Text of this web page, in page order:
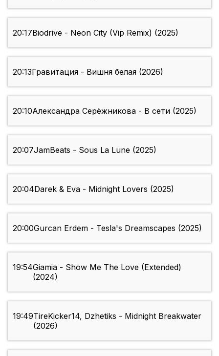
20:17Biodrive - Neon City (Vip Remix) (2025)
20:13Гравитация - Вишня белая (2026)
20:10Александра Серёжникова - В сети (2025)
20:07JamBeats - Sous La Lune (2025)
20:04Darek & Eva - Midnight Lovers (2025)
20:00Gurcan Erdem - Tesla's Dreamscapes (2025)
19:54Giamia - Show Me The Love (Extended)
(2024)
19:49TireKicker14, Dzhetiks - Midnight Breakwater
(2026)